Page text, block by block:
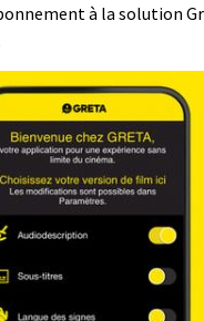
à la solution